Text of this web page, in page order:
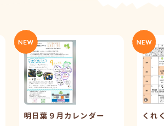
明日葉９月カレンダー くれ